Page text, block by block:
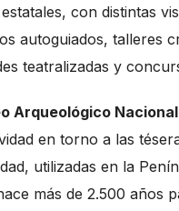
con distintas
autoguiados, talleres
teatralizadas y
Arqueológico Nacional
en torno a las
utilizadas en la
más de 2.500 años